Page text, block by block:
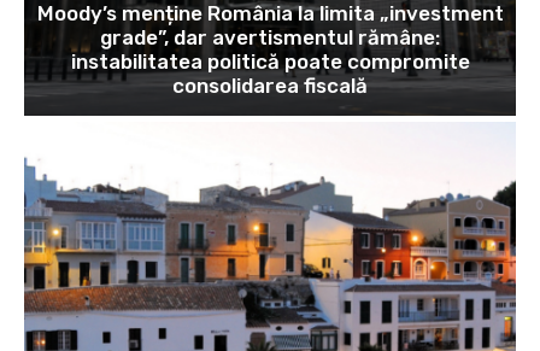
Moody’s menține România la limita „investment
grade”, dar avertismentul rămâne:
instabilitatea politică poate compromite
consolidarea fiscală